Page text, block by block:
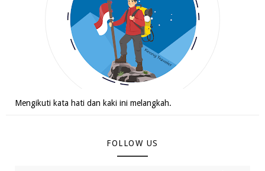
Mengikuti kata hati dan kaki ini melangkah.
FOLLOW US